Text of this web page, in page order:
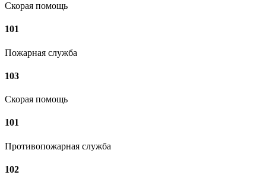
Скорая помощь
101
Пожарная служба
103
Скорая помощь
101
Противопожарная служба
102